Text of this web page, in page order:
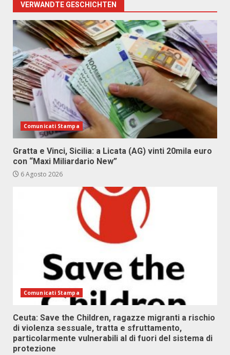
VERWANDTE GESCHICHTEN
Comunicati Stampa
Gratta e Vinci, Sicilia: a Licata (AG) vinti 20mila euro
con “Maxi Miliardario New”
6 Agosto 2026
Comunicati Stampa
Ceuta: Save the Children, ragazze migranti a rischio
di violenza sessuale, tratta e sfruttamento,
particolarmente vulnerabili al di fuori del sistema di
protezione